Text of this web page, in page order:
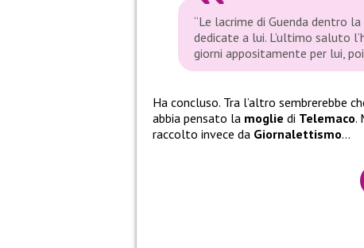
“Le lacrime di Guenda dentro
dedicate a lui. L’ultimo saluto
giorni appositamente per lui,
Ha concluso. Tra l’altro sembrerebbe
abbia pensato la moglie di Telemaco.
raccolto invece da Giornalettismo…